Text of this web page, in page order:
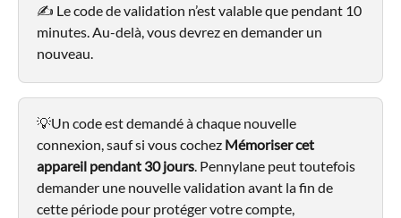
✍️ Le code de validation n’est valable que pendant 10
minutes. Au-delà, vous devrez en demander un
nouveau.
💡Un code est demandé à chaque nouvelle
connexion, sauf si vous cochez Mémoriser cet
appareil pendant 30 jours . Pennylane peut toutefois
demander une nouvelle validation avant la fin de
cette période pour protéger votre compte,